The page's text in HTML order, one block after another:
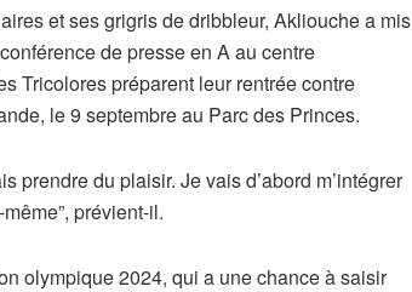
et ses grigris de dribbleur, Akliouche a mis
de presse en A au centre
Tricolores préparent leur rentrée contre
le 9 septembre au Parc des Princes.
prendre du plaisir. Je vais d’abord m’intégrer
prévient-il.
olympique 2024, qui a une chance à saisir